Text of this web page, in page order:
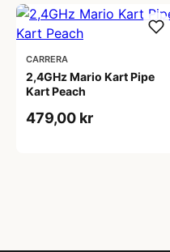
CARRERA
2,4GHz Mario Kart Pipe
Kart Peach
479,00 kr